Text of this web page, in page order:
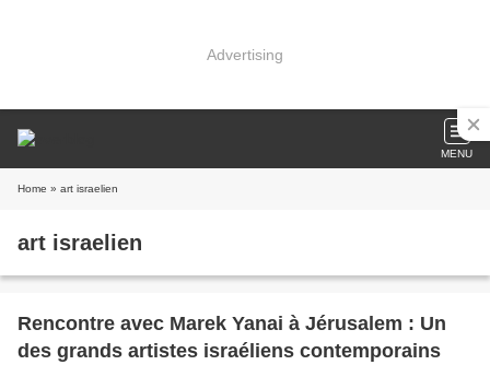
Advertising
MENU
Home » art israelien
art israelien
Rencontre avec Marek Yanai à Jérusalem : Un
des grands artistes israéliens contemporains